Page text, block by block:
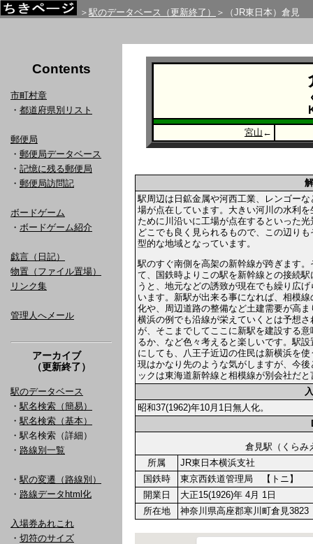
＞ 駅のデータベース（更新終了） ＞（JR東日本）倉見
Contents
市町村章
・ 都道府県別リスト
郵便局
・ 郵便局データベース
・ 記憶に残る郵便局
・ 郵便局訪問記
ボードゲーム
・ ボードゲーム紹介
戯言（日記）
物置（ファイル置場）
リンク集
管理人へメール
アーカイブ
（更新終了）
駅のデータベース
・ 駅名検索（簡易）
・ 駅名検索（基本）
・駅名検索（詳細）
・ 路線別一覧
・ 駅の変遷（路線別）
・ 路線データhtml化
入場券あれこれ
・ 切符のサイズ
宮山 ←
駅周辺は日鉱金属や河西工業、レンゴーな
場が点在しています。大きい河川の水利を
ために川沿いに工場が点在するといった光
どこでも良く見られるもので、この辺りも
型的な地域となっています。
駅のすぐ南側を高架の新幹線が跨ぎます。
て、国鉄時よりこの駅を新幹線との接続駅
うと、地元などの誘致が現在でも繰り広げ
います。新駅が出来る事になれば、相模線
化や、周辺道路の整備など土建需要が高ま
横浜の例でも沿線が栄えていくとは予想さ
が、そこまでしてここに新駅を建設する意
るか、など色々考えると楽しいです。駅設
にしても、八王子近辺の住民は新横浜を
現はかなり先のような気がしますが、今
ックは東海道新幹線と相模線が別会社だ
昭和37(1962)年10月1日無人化。
倉見駅（くら
所属
JR東日本横浜支社
国鉄時
東京西鉄道管理局 【トニ】
開業日
大正15(1926)年 4月 1日
所在地
神奈川県高座郡寒川町倉見3823